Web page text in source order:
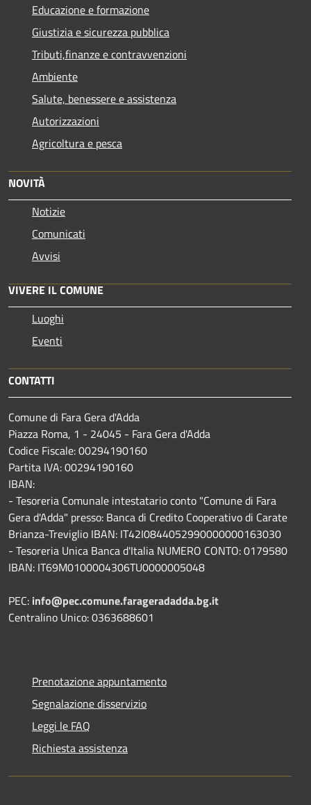
Educazione e formazione
Giustizia e sicurezza pubblica
Tributi,finanze e contravvenzioni
Ambiente
Salute, benessere e assistenza
Autorizzazioni
Agricoltura e pesca
NOVITÀ
Notizie
Comunicati
Avvisi
VIVERE IL COMUNE
Luoghi
Eventi
CONTATTI
Comune di Fara Gera d'Adda
Piazza Roma, 1 - 24045 - Fara Gera d'Adda
Codice Fiscale: 00294190160
Partita IVA: 00294190160
IBAN:
- Tesoreria Comunale intestatario conto "Comune di Fara
Gera d'Adda" presso: Banca di Credito Cooperativo di Carate
Brianza-Treviglio IBAN: IT42I0844052990000000163030
- Tesoreria Unica Banca d'Italia NUMERO CONTO: 0179580
IBAN: IT69M0100004306TU0000005048
PEC: info@pec.comune.farageradadda.bg.it
Centralino Unico: 0363688601
Prenotazione appuntamento
Segnalazione disservizio
Leggi le FAQ
Richiesta assistenza